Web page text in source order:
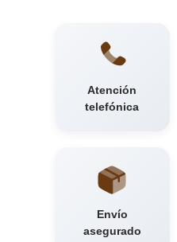
Atención
telefónica
Envío
asegurado